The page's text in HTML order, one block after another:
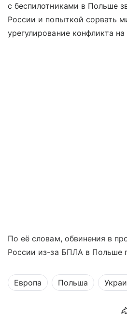
с беспилотниками в Польше
России и попыткой сорвать
урегулирование конфликта на
По её словам, обвинения в
России из-за БПЛА в Польше
Европа Польша